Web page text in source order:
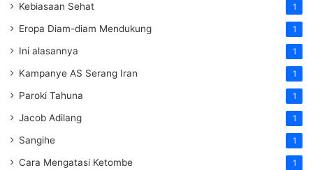
Kebiasaan Sehat 1
Eropa Diam-diam Mendukung 1
Ini alasannya 1
Kampanye AS Serang Iran 1
Paroki Tahuna 1
Jacob Adilang 1
Sangihe 1
Cara Mengatasi Ketombe 1